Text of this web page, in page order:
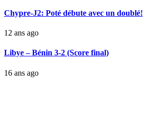
Chypre-J2: Poté débute avec un doublé!
12 ans ago
Libye – Bénin 3-2 (Score final)
16 ans ago